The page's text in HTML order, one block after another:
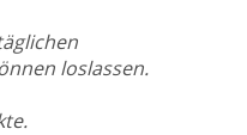
loslassen.